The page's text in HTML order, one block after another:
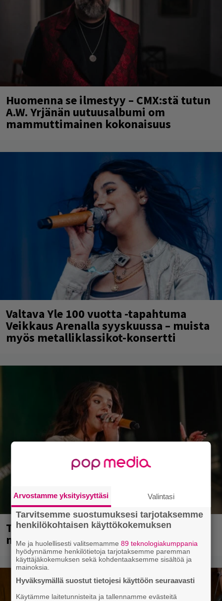
Huomenna se ilmestyy – CMX:stä tutun
A.W. Yrjänän uutuusalbumi om
mammuttimainen kokonaisuus
Valtava Yle 100 vuotta -tapahtuma
Veikkaus Arenalla syyskuussa – muista
myös metalliklassikot-konsertti
Tampereella sunnuntaina superpäivä –
nämä artistit mukana
Arvostamme yksityisyyttäsi Valintasi
Tarvitsemme suostumuksesi tarjotaksemme
henkilökohtaisen käyttökokemuksen
Me ja huolellisesti valitsemamme89 teknologiakumppania
hyödynnämme henkilötietoja tarjotaksemme paremman
käyttäjäkokemuksen sekä kohdentaaksemme sisältöä ja
mainoksia.
Hyväksymällä suostut tietojesi käyttöön seuraavasti
Käytämme laitetunnisteita ja tallennamme evästeitä